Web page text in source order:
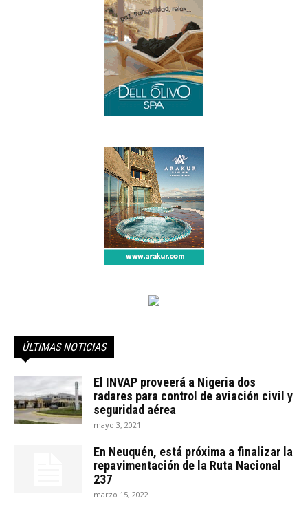
ÚLTIMAS NOTICIAS
El INVAP proveerá a Nigeria dos
radares para control de aviación civil y
seguridad aérea
mayo 3, 2021
En Neuquén, está próxima a finalizar la
repavimentación de la Ruta Nacional
237
marzo 15, 2022